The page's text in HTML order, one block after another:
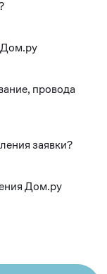
Дом.ру
провода
заявки?
Дом.ру